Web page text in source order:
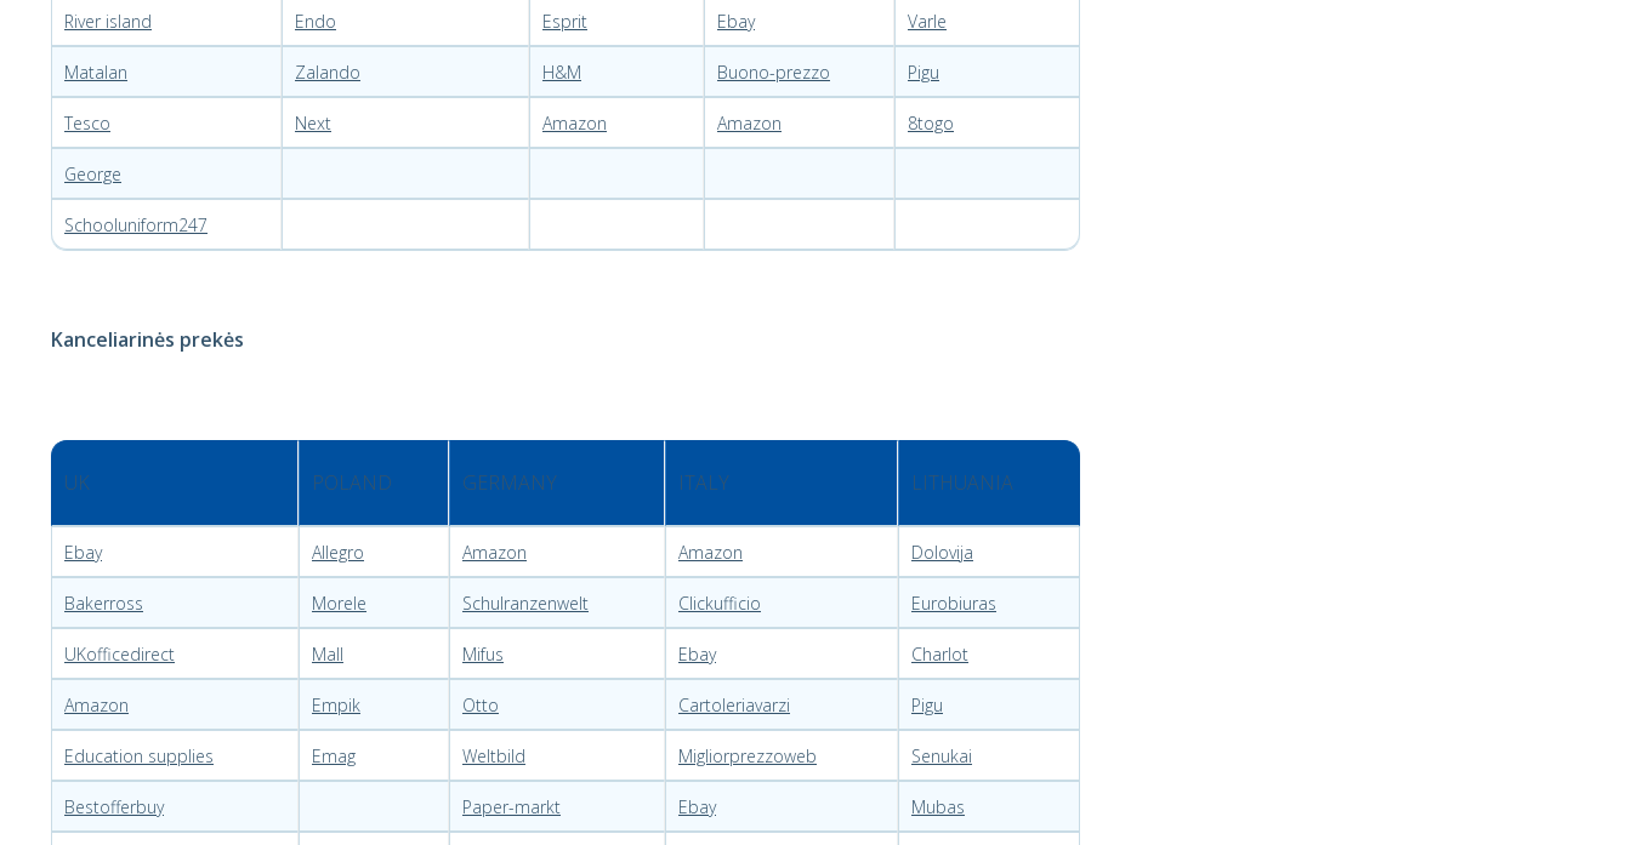
River island Endo Esprit Ebay Varle
Matalan Zalando H&M Buono-prezzo Pigu
Tesco Next Amazon Amazon 8togo
George
Schooluniform247
Kanceliarinės prekės
UK POLAND GERMANY ITALY LITHUANIA
Ebay Allegro Amazon Amazon Dolovija
Bakerross Morele Schulranzenwelt Clickufficio Eurobiuras
UKofficedirect Mall Mifus Ebay Charlot
Amazon Empik Otto Cartoleriavarzi Pigu
Education supplies Emag Weltbild Migliorprezzoweb Senukai
Bestofferbuy Paper-markt Ebay Mubas